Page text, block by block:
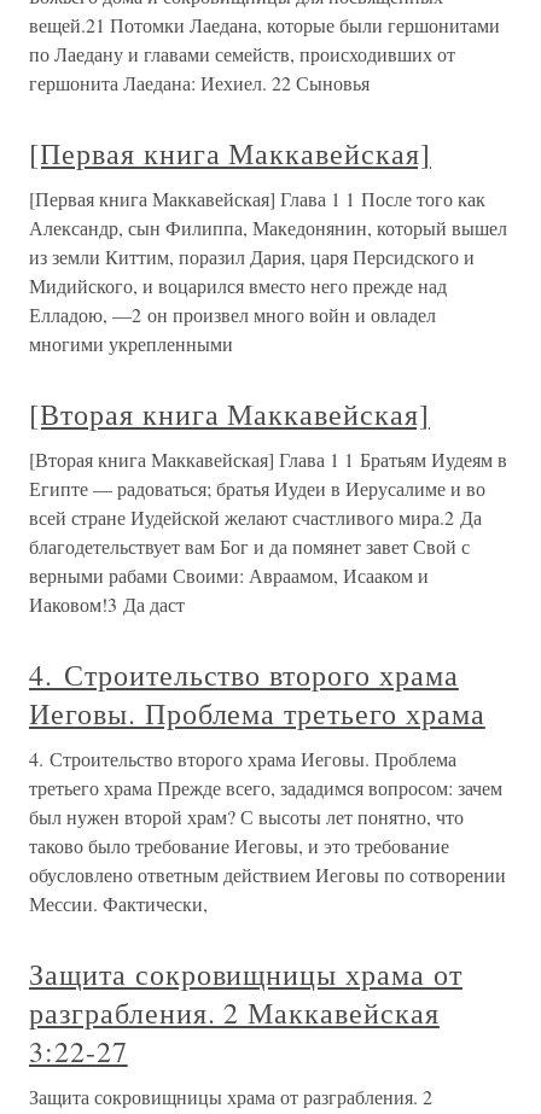
вещей.21 Потомки Лаедана, которые были гершонитами
по Лаедану и главами семейств, происходивших от
гершонита Лаедана: Иехиел. 22 Сыновья
[Первая книга Маккавейская]
[Первая книга Маккавейская] Глава 1 1 После того как
Александр, сын Филиппа, Македонянин, который вышел
из земли Киттим, поразил Дария, царя Персидского и
Мидийского, и воцарился вместо него прежде над
Елладою, —2 он произвел много войн и овладел
многими укрепленными
[Вторая книга Маккавейская]
[Вторая книга Маккавейская] Глава 1 1 Братьям Иудеям в
Египте — радоваться; братья Иудеи в Иерусалиме и во
всей стране Иудейской желают счастливого мира.2 Да
благодетельствует вам Бог и да помянет завет Свой с
верными рабами Своими: Авраамом, Исааком и
Иаковом!3 Да даст
4. Строительство второго храма
Иеговы. Проблема третьего храма
4. Строительство второго храма Иеговы. Проблема
третьего храма Прежде всего, зададимся вопросом: зачем
был нужен второй храм? С высоты лет понятно, что
таково было требование Иеговы, и это требование
обусловлено ответным действием Иеговы по сотворении
Мессии. Фактически,
Защита сокровищницы храма от
разграбления. 2 Маккавейская
3:22-27
Защита сокровищницы храма от разграбления. 2